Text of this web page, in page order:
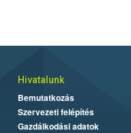
Hivatalunk
Bemutatkozás
Szervezeti felépítés
Gazdálkodási adatok